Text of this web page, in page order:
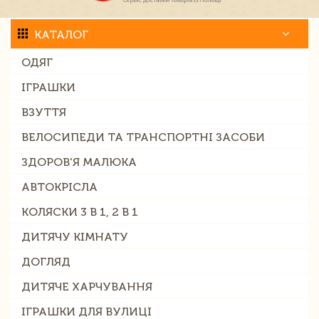
КАТАЛОГ
ОДЯГ
ІГРАШКИ
ВЗУТТЯ
ВЕЛОСИПЕДИ ТА ТРАНСПОРТНІ ЗАСОБИ
ЗДОРОВ'Я МАЛЮКА
АВТОКРІСЛА
КОЛЯСКИ 3 В 1, 2 В 1
ДИТЯЧУ КІМНАТУ
ДОГЛЯД
ДИТЯЧЕ ХАРЧУВАННЯ
ІГРАШКИ ДЛЯ ВУЛИЦІ